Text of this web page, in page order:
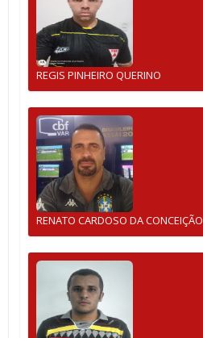
REGIS PINHEIRO QUERINO
RENATO CARDOSO DA CONCEIÇÃO